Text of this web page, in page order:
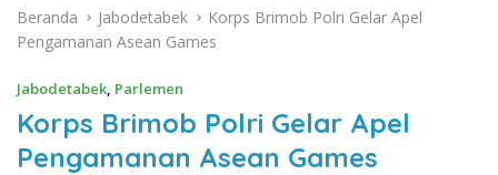
Beranda Jabodetabek
Korps Brimob Polri Gelar Apel
Pengamanan Asean Games
Jabodetabek, Parlemen
Korps Brimob Polri Gelar Apel
Pengamanan Asean Games